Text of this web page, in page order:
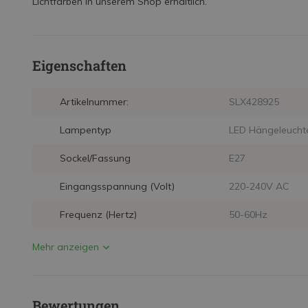
Eigenschaften
Artikelnummer: SLX428925
Lampentyp LED
Sockel/Fassung E27
Eingangsspannung (Volt) 220-240V AC
Frequenz (Hertz) 50-60Hz
Mehr anzeigen